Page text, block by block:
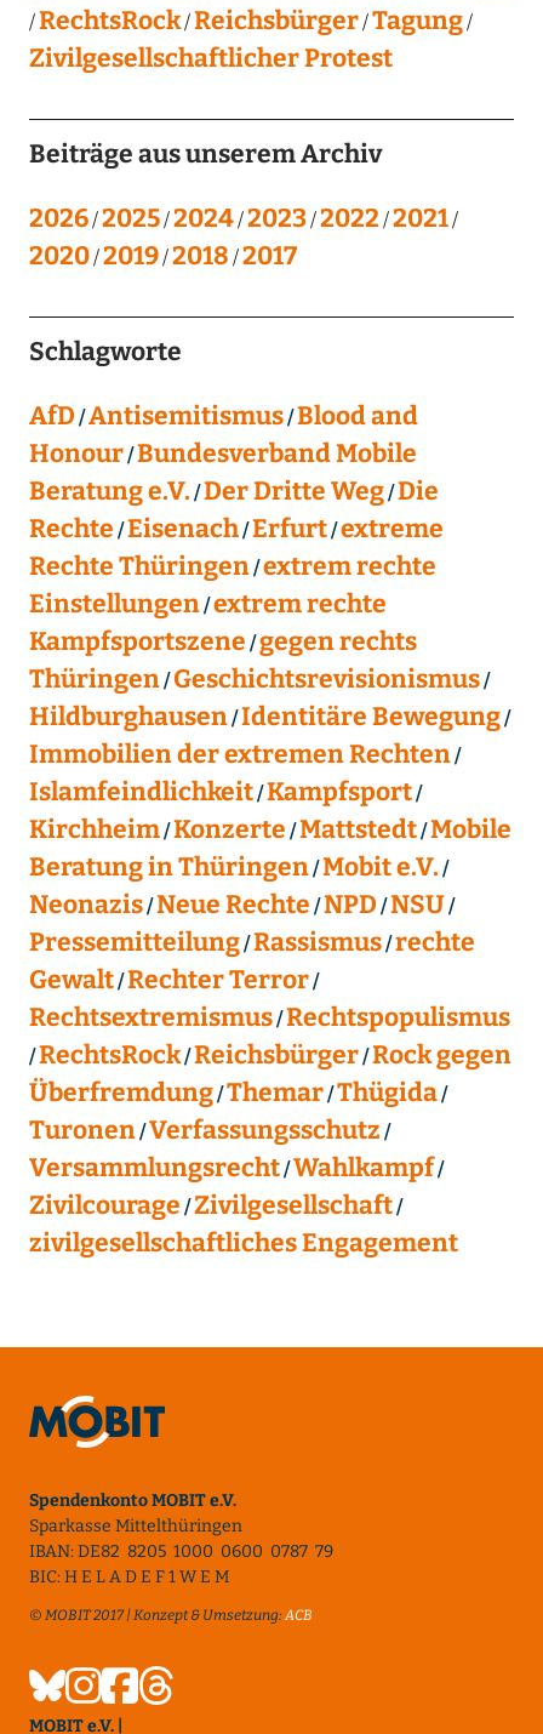
RechtsRock Reichsbürger Tagung
Zivilgesellschaftlicher Protest
Beiträge aus unserem Archiv
2026 2025 2024 2023 2022 2021
2020 2019 2018 2017
Schlagworte
AfD Antisemitismus Blood and
Honour Bundesverband Mobile
Beratung e.V. Der Dritte Weg Die
Rechte Eisenach Erfurt extreme
Rechte Thüringen extrem rechte
Einstellungen extrem rechte
Kampfsportszene gegen rechts
Thüringen Geschichtsrevisionismus
Hildburghausen Identitäre Bewegung
Immobilien der extremen Rechten
Islamfeindlichkeit Kampfsport
Kirchheim Konzerte Mattstedt Mobile
Beratung in Thüringen Mobit e.V.
Neonazis Neue Rechte NPD NSU
Pressemitteilung Rassismus rechte
Gewalt Rechter Terror
Rechtsextremismus Rechtspopulismus
RechtsRock Reichsbürger Rock gegen
Überfremdung Themar Thügida
Turonen Verfassungsschutz
Versammlungsrecht Wahlkampf
Zivilcourage Zivilgesellschaft
zivilgesellschaftliches Engagement
Spendenkonto MOBIT e.V.
Sparkasse Mittelthüringen
IBAN: DE82 8205 1000 0600 0787 79
BIC: H E L A D E F 1 W E M
© MOBIT 2017 | Konzept & Umsetzung:ACB
MOBIT e.V. |